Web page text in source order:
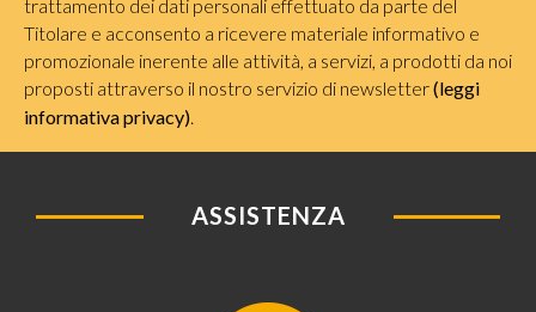
trattamento dei dati personali effettuato da parte del
Titolare e acconsento a ricevere materiale informativo e
promozionale inerente alle attività, a servizi, a prodotti da noi
proposti attraverso il nostro servizio di newsletter(leggi
informativa privacy)
ASSISTENZA